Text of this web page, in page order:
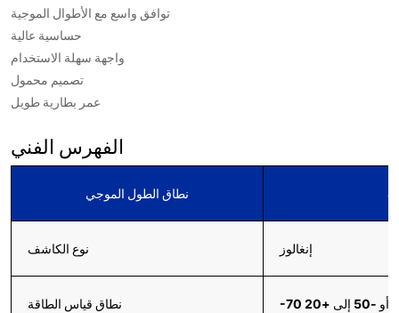
توافق واسع مع الأطوال الموجية
حساسية عالية
واجهة سهلة الاستخدام
تصميم محمول
عمر بطارية طويل
الفهرس الفني
نطاق الطول الموجي
نوع الكاشف إنغالوز
نطاق قياس الطاقة